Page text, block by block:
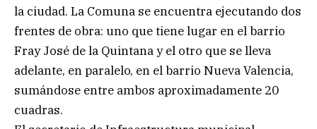
la ciudad. La Comuna se encuentra ejecutando dos
frentes de obra: uno que tiene lugar en el barrio
Fray José de la Quintana y el otro que se lleva
adelante, en paralelo, en el barrio Nueva Valencia,
sumándose entre ambos aproximadamente 20
cuadras.